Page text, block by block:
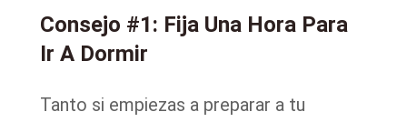
Consejo #1: Fija Una Hora Para
Ir A Dormir
Tanto si empiezas a preparar a tu